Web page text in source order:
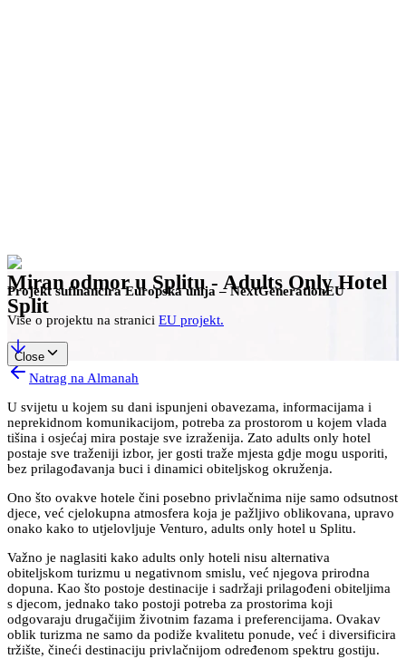
Projekt sufinancira Europska unija – NextGenerationEU
Više o projektu na stranici EU projekt.
Close
Miran odmor u Splitu - Adults Only Hotel
Split
Natrag na Almanah
U svijetu u kojem su dani ispunjeni obavezama, informacijama i
neprekidnom komunikacijom, potreba za prostorom u kojem vlada
tišina i osjećaj mira postaje sve izraženija. Zato adults only hotel
postaje sve traženiji izbor, jer gosti traže mjesta gdje mogu usporiti,
bez prilagođavanja buci i dinamici obiteljskog okruženja.
Ono što ovakve hotele čini posebno privlačnima nije samo odsutnost
djece, već cjelokupna atmosfera koja je pažljivo oblikovana, upravo
onako kako to utjelovljuje Venturo, adults only hotel u Splitu.
Važno je naglasiti kako adults only hoteli nisu alternativa
obiteljskom turizmu u negativnom smislu, već njegova prirodna
dopuna. Kao što postoje destinacije i sadržaji prilagođeni obiteljima
s djecom, jednako tako postoji potreba za prostorima koji
odgovaraju drugačijim životnim fazama i preferencijama. Ovakav
oblik turizma ne samo da podiže kvalitetu ponude, već i diversificira
tržište, čineći destinaciju privlačnijom određenom spektru gostiju.